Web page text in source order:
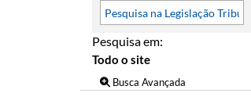
Pesquisa em:
Busca Avançada